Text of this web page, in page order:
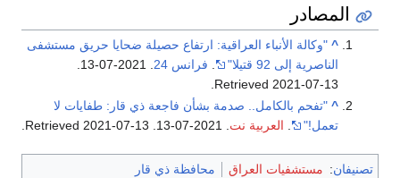
المصادر
^ "وكالة الأنباء العراقية: ارتفاع حصيلة ضحايا حريق مستشفى
الناصرية إلى 92 قتيلا"
. فرانس 24 . 2021-07-13
.
Retrieved2021-07-13
.
^ "تفحم بالكامل.. صدمة بشأن فاجعة ذي قار: طفايات لا
تعمل!"
العربية نت 2021-07-13
تصنيفان: مستشفيات العراق محافظة ذي قار